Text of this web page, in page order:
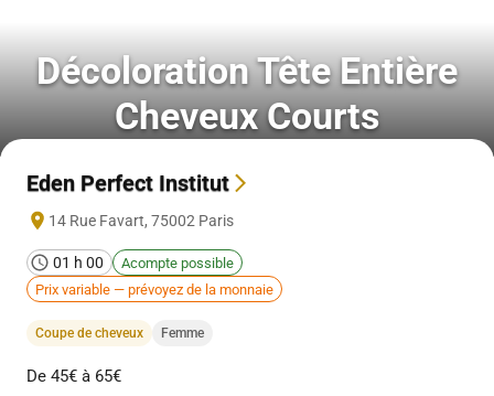
Décoloration Tête Entière
Cheveux Courts
Eden Perfect Institut
14 Rue Favart, 75002 Paris
01 h 00
Acompte possible
Prix variable — prévoyez de la monnaie
Coupe de cheveux Femme
De 45€ à 65€